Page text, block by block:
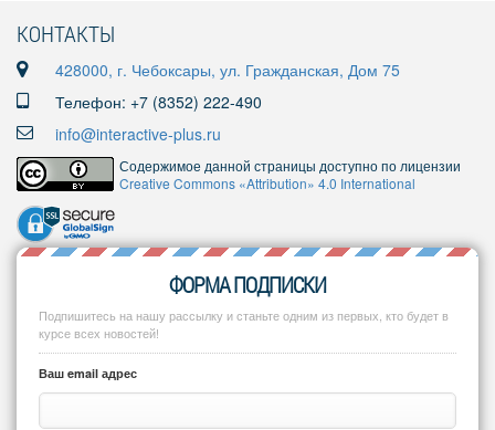
КОНТАКТЫ
428000, г. Чебоксары, ул. Гражданская, Дом 75
Телефон: +7 (8352) 222-490
info@interactive-plus.ru
Содержимое данной страницы доступно по лицензии
Creative Commons «Attribution» 4.0 International
ФОРМА ПОДПИСКИ
Подпишитесь на нашу рассылку и станьте одним из первых, кто будет в
курсе всех новостей!
Ваш email адрес